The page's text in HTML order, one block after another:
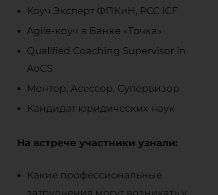
Коуч Эксперт ФПКиН, РСС ICF
Agile-коуч в Банке «Точка»
Qualified Coaching Supervisor in
AoCS
Ментор, Асессор, Супервизор
Кандидат юридических наук
На встрече участники узнали:
Какие профессиональные
затруднения могут возникать у